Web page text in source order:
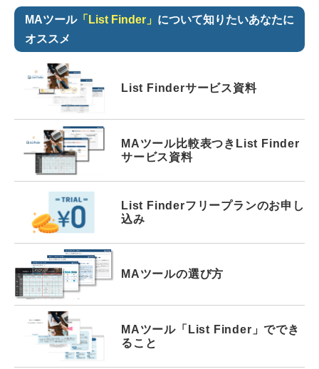
MAツール「List Finder」 について知りたいあなたに
オススメ
List Finderサービス資料
MAツール比較表つき List Finder
サービス資料
List Finderフリープランのお申し
込み
MAツールの選び方
MAツール 「List Finder」ででき
ること